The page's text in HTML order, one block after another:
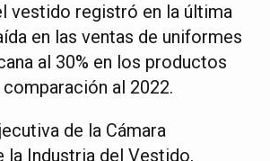
vestido registró en la última
en las ventas de uniformes
al 30% en los productos
al 2022.
de la Cámara
la Industria del Vestido,